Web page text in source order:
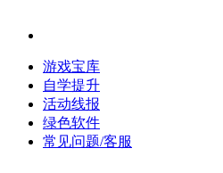
游戏宝库
自学提升
活动线报
绿色软件
常见问题/客服